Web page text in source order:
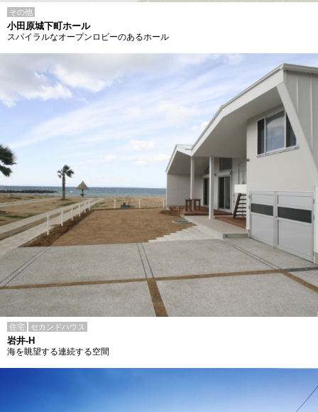
その他
小田原城下町ホール
スパイラルなオープンロビーのあるホール
住宅 セカンドハウス
岩井-H
海を眺望する連続する空間